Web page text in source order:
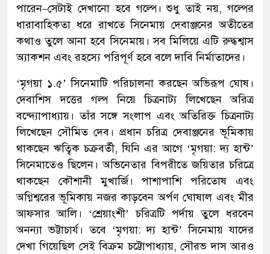
পারেন–সেটাই দেখানো হবে গল্পে। শুধু তাই নয়, গল্পের
ধারাবাহিকতা ধরে রাখতে সিনেমায় দেবাঞ্জনের অতীতের
কথাও তুলে আনা হবে সিনেমায়। সব মিলিয়ে এটি রুদ্ধশ্বাস
অ্যাকশন এবং রহস্যে পরিপূর্ণ হবে বলে দাবি নির্মাতাদের।
‘মৃগয়া ১.৫’ সিনেমাটি পরিচালনা করছেন অভিরূপ ঘোষ।
দেবাশিস দত্তের গল্প নিয়ে চিত্রনাট্য লিখেছেন অরিত্র
বন্দ্যোপাধ্যায়। তাঁর সঙ্গে সংলাপ এবং অতিরিক্ত চিত্রনাট্য
লিখেছেন সৌমিত দেব। প্রধান চরিত্র দেবাঞ্জনের ভূমিকায়
থাকছেন ঋত্বিক চক্রবর্তী, যিনি এর আগে ‘মৃগয়া: দ্য হান্ট’
সিনেমাতেও ছিলেন। অভিনেতার বিপরীতে জয়িতার চরিত্রে
থাকছেন কৌশানী মুখার্জি। পাশাপাশি পরিতোষ এবং
অগ্নিশ্বরের ভূমিকায় নজর কাড়বেন অর্পণ ঘোষাল এবং মীর
আফসার আলি। ‘শ্রেয়াংশী’ চরিত্রটি পর্দায় তুলে ধরবেন
অনন্যা ভট্টাচার্য। তবে ‘মৃগয়া: দ্য হান্ট’ সিনেমায় যাদের
দেখা গিয়েছিল সেই বিক্রম চট্টোপাধ্যায়, সৌরভ দাস আরও